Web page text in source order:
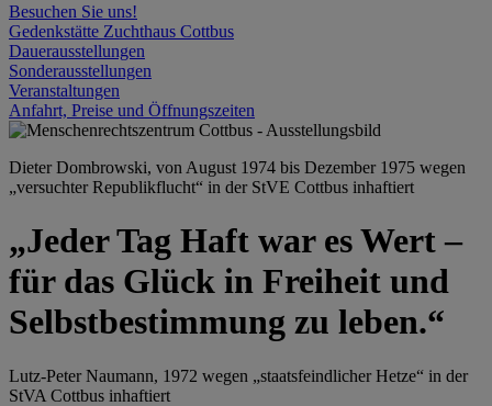
Besuchen Sie uns!
Gedenkstätte Zuchthaus Cottbus
Dauerausstellungen
Sonderausstellungen
Veranstaltungen
Anfahrt, Preise und Öffnungszeiten
Dieter Dombrowski, von August 1974 bis Dezember 1975 wegen
„versuchter Republikflucht“ in der StVE Cottbus inhaftiert
„Jeder Tag Haft war es Wert –
für das Glück in Freiheit und
Selbstbestimmung zu leben.“
Lutz-Peter Naumann, 1972 wegen „staatsfeindlicher Hetze“ in der
StVA Cottbus inhaftiert